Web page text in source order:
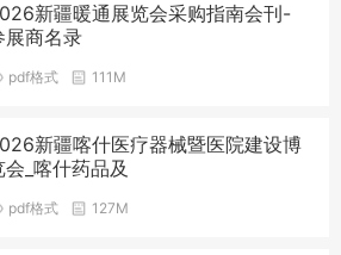
新疆暖通展览会采购指南会刊-
展商名录
pdf格式 111M
新疆喀什医疗器械暨医院建设博
会_喀什药品及
pdf格式 127M